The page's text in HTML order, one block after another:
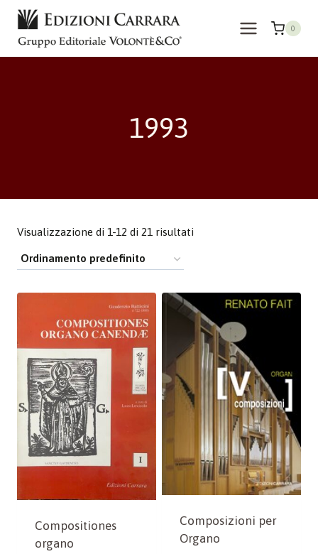
Salta
contenuto
0
1993
Visualizzazione di 1-12 di 21 risultati
Compositiones
organo
Composizioni per
Organo